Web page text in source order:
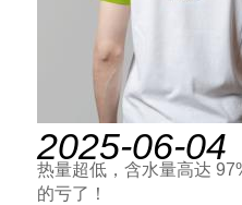
2025-06-04
热量超低，含水量高达
的亏了！